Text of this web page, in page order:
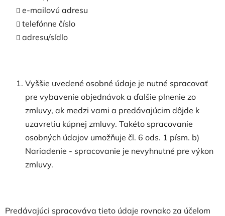
e-mailovú adresu
telefónne číslo
adresu/sídlo
Vyššie uvedené osobné údaje je nutné spracovať
pre vybavenie objednávok a ďalšie plnenie zo
zmluvy, ak medzi vami a predávajúcim dôjde k
uzavretiu kúpnej zmluvy. Takéto spracovanie
osobných údajov umožňuje čl. 6 ods. 1 písm. b)
Nariadenie - spracovanie je nevyhnutné pre výkon
zmluvy.
Predávajúci spracováva tieto údaje rovnako za účelom